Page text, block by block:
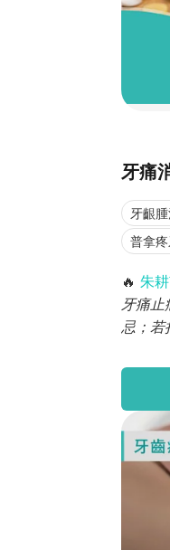
牙痛
牙齦
普拿
🔥 朱
牙痛止
忌；若